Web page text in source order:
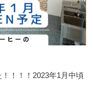
！！！2023年1月中頃